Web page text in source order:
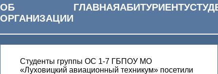
ОБ
ОРГАНИЗАЦИИ
ГЛАВНАЯАБИТУРИЕНТУ
Воспитательная работа
Студенты группы ОС 1-7 ГБПОУ МО
«Луховицкий авиационный техникум» посетили